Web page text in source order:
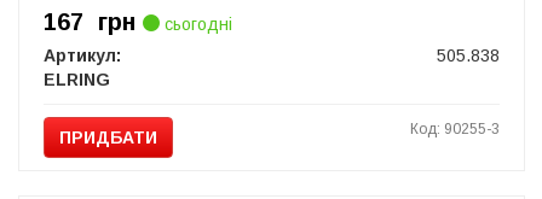
167 грн
сьогодні
Артикул:
505.838
ELRING
ПРИДБАТИ Код: 90255-3